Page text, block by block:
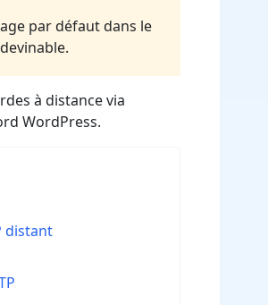
par défaut dans le
à distance via
WordPress.
distant